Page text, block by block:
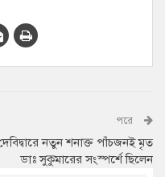
পরে
নতুন শনাক্ত পাঁচজনই মৃত
ডাঃ সুকুমারের সংস্পর্শে ছিলেন